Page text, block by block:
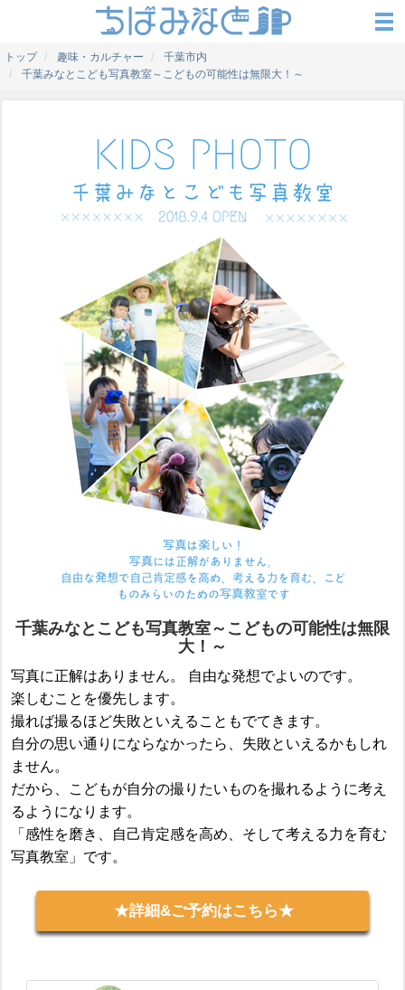
トップ 趣味・カルチャー
千葉市内
千葉みなとこども写真教室～こどもの可能性は無限大！～
千葉みなとこども写真教室～こどもの可能性は無限
大！～
写真に正解はありません。 自由な発想でよいのです。
楽しむことを優先します。
撮れば撮るほど失敗といえることもでてきます。
自分の思い通りにならなかったら、失敗といえるかもしれ
ません。
だから、こどもが自分の撮りたいものを撮れるように考え
るようになります。
「感性を磨き、自己肯定感を高め、そして考える力を育む
写真教室」です。
★詳細&ご予約はこちら★